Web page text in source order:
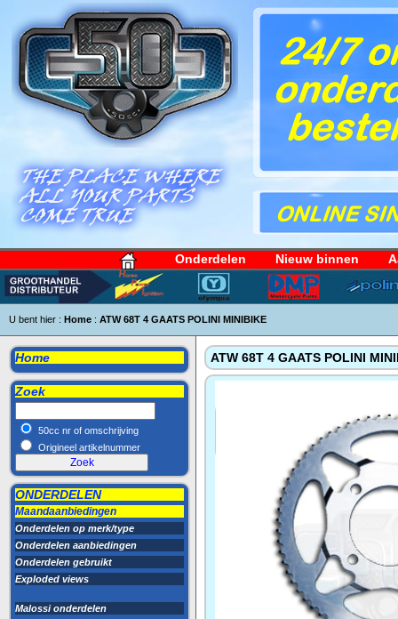
Onderdelen Nieuw binnen
U bent hier : Home : ATW 68T 4 GAATS POLINI MINIBIKE
Home
Zoek
50cc nr of omschrijving
Origineel artikelnummer
ONDERDELEN
Maandaanbiedingen
Onderdelen op merk/type
Onderdelen aanbiedingen
Onderdelen gebruikt
Exploded views
Malossi onderdelen
ATW 68T 4 GAATS POLINI